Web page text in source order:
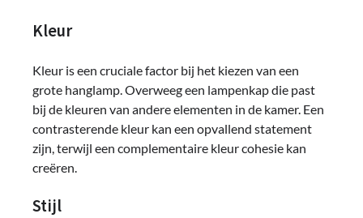
Kleur
Kleur is een cruciale factor bij het kiezen van een
grote hanglamp. Overweeg een lampenkap die past
bij de kleuren van andere elementen in de kamer. Een
contrasterende kleur kan een opvallend statement
zijn, terwijl een complementaire kleur cohesie kan
creëren.
Stijl